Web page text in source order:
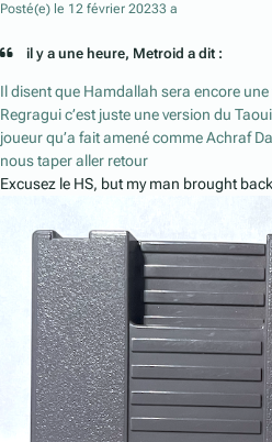
Posté(e) le 12 février 20233 a
il y a une heure, Metroid a dit :
Il disent que Hamdallah sera encore
Regragui c’est juste une version du
joueur qu’a fait amené comme Achraf
nous taper aller retour
Excusez le HS, but my man brought